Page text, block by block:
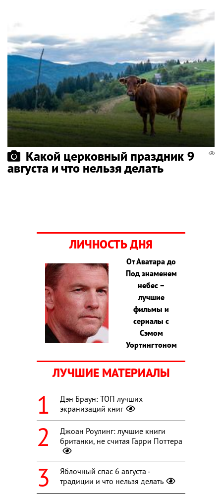
Какой церковный праздник 9
августа и что нельзя делать
ЛИЧНОСТЬ ДНЯ
От Аватара до
Под знаменем
небес –
лучшие
фильмы и
сериалы с
Сэмом
Уортингтоном
ЛУЧШИЕ МАТЕРИАЛЫ
Дэн Браун: ТОП лучших
экранизаций книг
Джоан Роулинг: лучшие книги
британки, не считая Гарри Поттера
Яблочный спас 6 августа -
традиции и что нельзя делать